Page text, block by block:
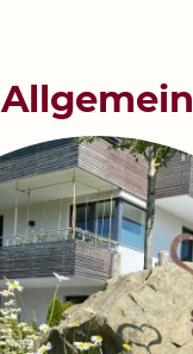
Allgemein